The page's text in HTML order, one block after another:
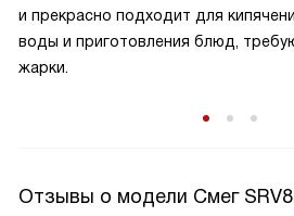
и прекрасно подходит для
воды и приготовления блюд,
жарки.
Отзывы о модели Смег